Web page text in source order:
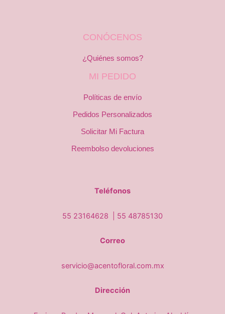
CONÓCENOS
¿Quiénes somos?
MI PEDIDO
Políticas de envío
Pedidos Personalizados
Solicitar Mi Factura
Reembolso devoluciones
Teléfonos
55 23164628 | 55 48785130
Correo
servicio@acentofloral.com.mx
Dirección